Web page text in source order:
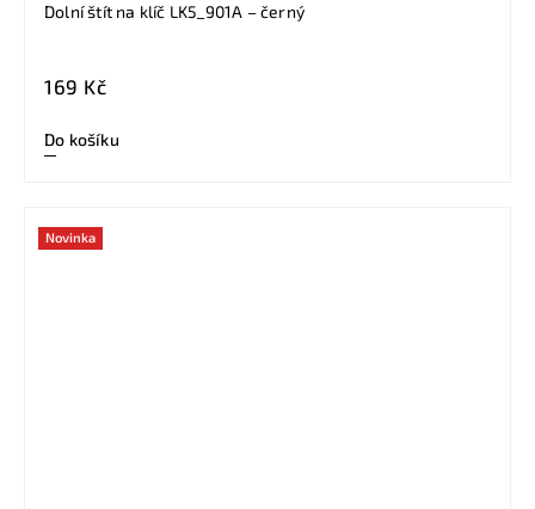
Dolní štít na klíč LK5_901A – černý
169 Kč
Do košíku
Novinka